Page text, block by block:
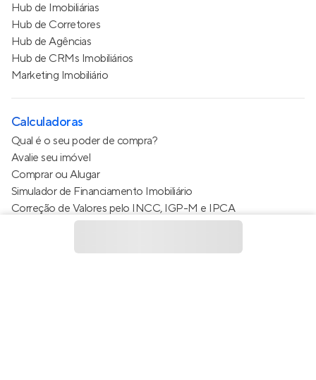
Hub de Imobiliárias
Hub de Corretores
Hub de Agências
Hub de CRMs Imobiliários
Marketing Imobiliário
Calculadoras
Qual é o seu poder de compra?
Avalie seu imóvel
Comprar ou Alugar
Simulador de Financiamento Imobiliário
Correção de Valores pelo INCC, IGP-M e IPCA
Estimativa de valor do condomínio